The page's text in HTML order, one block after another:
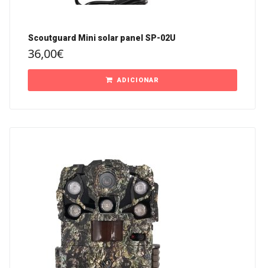
Scoutguard Mini solar panel SP-02U
36,00€
ADICIONAR